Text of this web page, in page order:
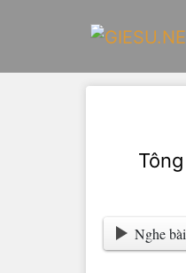
Nghe